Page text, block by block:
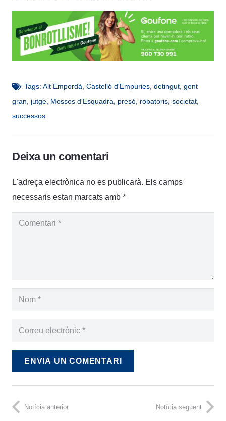
Tags: Alt Empordà Castelló d'Empúries, detingut, gent
gran
jutge Mossos d'Esquadra presó robatoris societat
successos
Deixa un comentari
L'adreça electrònica no es publicarà. Els camps
necessaris estan marcats amb *
ENVIA UN COMENTARI
Notícia anterior Notícia següent